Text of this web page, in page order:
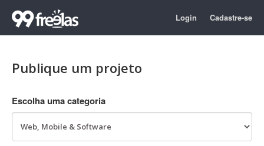
Login Cadastre-se
Publique um projeto
Escolha uma categoria